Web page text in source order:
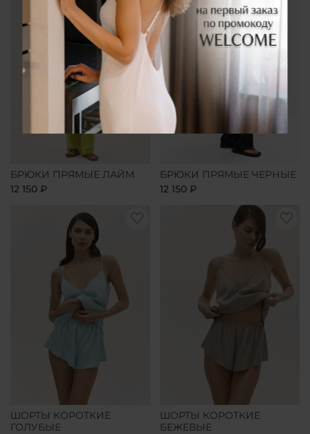
БРЮКИ ПРЯМЫЕ ЛАЙМ
12 150 ₽
БРЮКИ ПРЯМЫЕ ЧЕРНЫЕ
12 150 ₽
ШОРТЫ КОРОТКИЕ
ГОЛУБЫЕ
ШОРТЫ КОРОТКИЕ
БЕЖЕВЫЕ